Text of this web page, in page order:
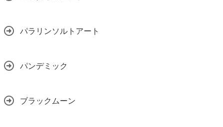
パラリンソルトアート
パンデミック
ブラックムーン